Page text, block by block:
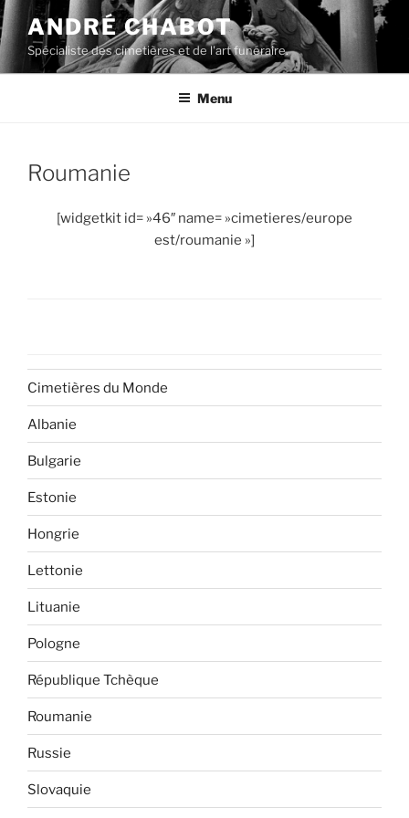
Aller
au
contenu
principal
ANDRÉ CHABOT
Spécialiste des cimetières et de l'art funéraire.
Menu
Roumanie
[widgetkit id= »46″ name= »cimetieres/europe
est/roumanie »]
Cimetières du Monde
Albanie
Bulgarie
Estonie
Hongrie
Lettonie
Lituanie
Pologne
République Tchèque
Roumanie
Russie
Slovaquie